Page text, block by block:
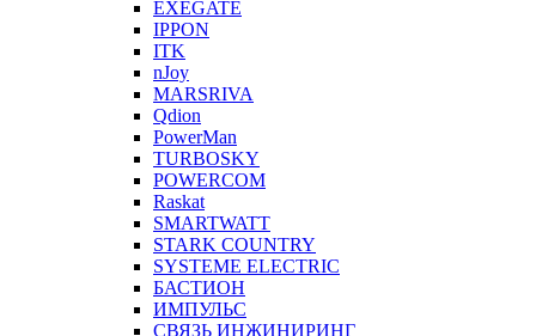
EXEGATE
IPPON
ITK
nJoy
MARSRIVA
Qdion
PowerMan
TURBOSKY
POWERCOM
Raskat
SMARTWATT
STARK COUNTRY
SYSTEME ELECTRIC
БАСТИОН
ИМПУЛЬС
СВЯЗЬ ИНЖИНИРИНГ